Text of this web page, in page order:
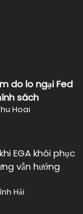
do lo ngại Fed
sách
Hoai
EGA khôi phục
vẫn hướng
Hải